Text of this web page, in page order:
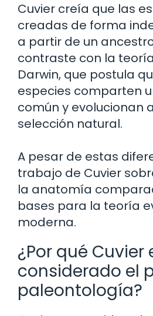
Cuvier creía que las
creadas de forma
a partir de un
contraste con la
Darwin, que postula
especies comparten
común y evolucionan
selección natural.
A pesar de estas
trabajo de Cuvier
la anatomía
bases para la teoría
moderna.
¿Por qué Cuvier
considerado el
paleontología?